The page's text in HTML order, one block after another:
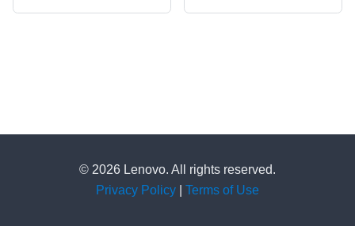
© 2026 Lenovo. All rights reserved.
Privacy Policy
Terms of Use